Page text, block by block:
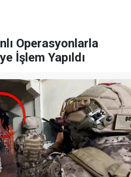
Operasyonlarla
İşlem Yapıldı